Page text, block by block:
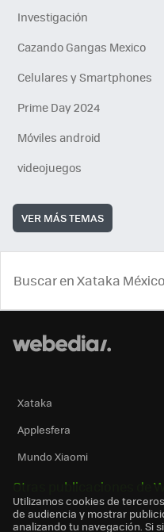
Investigación
Cazando Gangas Mexico
Celulares y Smartphones
Prime Day 2024
Móviles android
videojuegos
VER MÁS TEMAS
Xataka
Applesfera
Mundo Xiaomi
Otras publicaciones de
Utilizamos cookies de
de audiencia y mostrar
analizando tu navegación. Si